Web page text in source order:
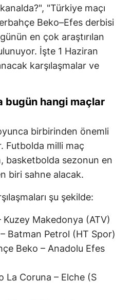
"Türkiye maçı
Beko–Efes derbisi
en çok araştırılan
İşte 1 Haziran
karşılaşmalar ve
bugün hangi maçlar
birbirinden önemli
Futbolda milli maç
basketbolda sezonun en
biri sahne alacak.
şu şekilde:
Makedonya (ATV)
Batman Petrol (HT Spor)
Beko – Anadolu Efes
La Coruna – Elche (S